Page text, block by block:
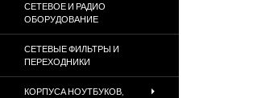
СЕТЕВОЕ И РАДИО
ОБОРУДОВАНИЕ
СЕТЕВЫЕ ФИЛЬТРЫ И
ПЕРЕХОДНИКИ
КОРПУСА НОУТБУКОВ,